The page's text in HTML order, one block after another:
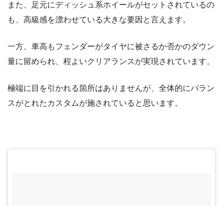
また、足元にディッシュ系ホイールがセットされているの
も、高級感を漂わせている大きな要因と言えます。
一方、車高もフェンダーがタイヤに被さるか否かのダウン
量に留められ、程よいクリアランスが実現されています。
極端に目を引かれる箇所はありませんが、全体的にバラン
スがとれたカスタムが施されていると思います。